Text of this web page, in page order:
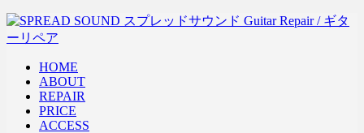
HOME
ABOUT
REPAIR
PRICE
ACCESS